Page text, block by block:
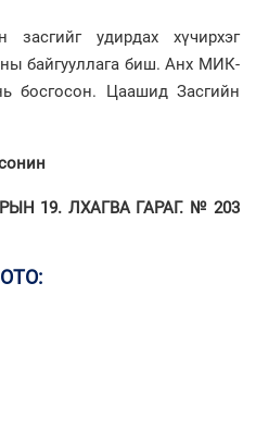
удирдах хүчирхэг
байгууллага биш. Анх МИК-
босгосон. Цаашид Засгийн
19. ЛХАГВА ГАРАГ. № 203